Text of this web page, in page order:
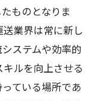
ものとなりま
業界は常に新し
ステムや効率的
ルを向上させる
ている場所であ